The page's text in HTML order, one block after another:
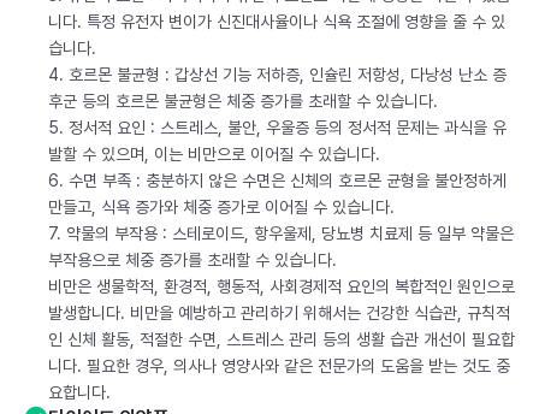
니다. 특정 유전자 변이가 신진대사율이나 식욕 조절에 영향을 줄 수 있
습니다.
4. 호르몬 불균형 : 갑상선 기능 저하증, 인슐린 저항성, 다낭성 난소 증
후군 등의 호르몬 불균형은 체중 증가를 초래할 수 있습니다.
5. 정서적 요인 : 스트레스, 불안, 우울증 등의 정서적 문제는 과식을 유
발할 수 있으며, 이는 비만으로 이어질 수 있습니다.
6. 수면 부족 : 충분하지 않은 수면은 신체의 호르몬 균형을 불안정하게
만들고, 식욕 증가와 체중 증가로 이어질 수 있습니다.
7. 약물의 부작용 : 스테로이드, 항우울제, 당뇨병 치료제 등 일부 약물은
부작용으로 체중 증가를 초래할 수 있습니다.
비만은 생물학적, 환경적, 행동적, 사회경제적 요인의 복합적인 원인으로
발생합니다. 비만을 예방하고 관리하기 위해서는 건강한 식습관, 규칙적
인 신체 활동, 적절한 수면, 스트레스 관리 등의 생활 습관 개선이 필요합
니다. 필요한 경우, 의사나 영양사와 같은 전문가의 도움을 받는 것도 중
요합니다.